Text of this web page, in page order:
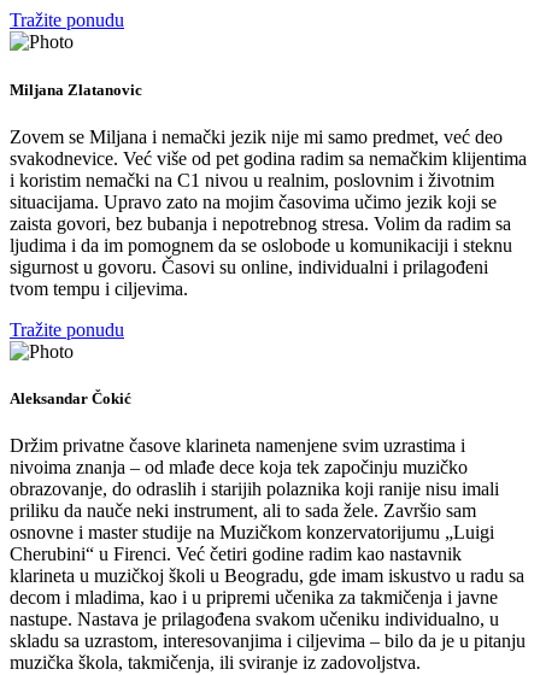
Tražite ponudu
Miljana Zlatanovic
Zovem se Miljana i nemački jezik nije mi samo predmet, već deo
svakodnevice. Već više od pet godina radim sa nemačkim klijentima
i koristim nemački na C1 nivou u realnim, poslovnim i životnim
situacijama. Upravo zato na mojim časovima učimo jezik koji se
zaista govori, bez bubanja i nepotrebnog stresa. Volim da radim sa
ljudima i da im pomognem da se oslobode u komunikaciji i steknu
sigurnost u govoru. Časovi su online, individualni i prilagođeni
tvom tempu i ciljevima.
Tražite ponudu
Aleksandar Čokić
Držim privatne časove klarineta namenjene svim uzrastima i
nivoima znanja – od mlađe dece koja tek započinju muzičko
obrazovanje, do odraslih i starijih polaznika koji ranije nisu imali
priliku da nauče neki instrument, ali to sada žele. Završio sam
osnovne i master studije na Muzičkom konzervatorijumu „Luigi
Cherubini“ u Firenci. Već četiri godine radim kao nastavnik
klarineta u muzičkoj školi u Beogradu, gde imam iskustvo u radu sa
decom i mladima, kao i u pripremi učenika za takmičenja i javne
nastupe. Nastava je prilagođena svakom učeniku individualno, u
skladu sa uzrastom, interesovanjima i ciljevima – bilo da je u pitanju
muzička škola, takmičenja, ili sviranje iz zadovoljstva.